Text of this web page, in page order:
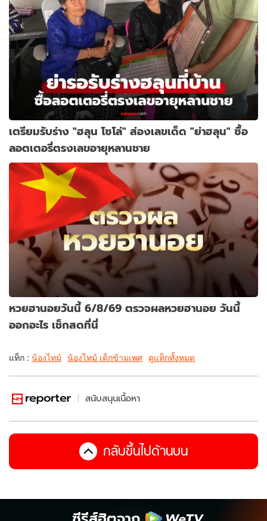
เตรียมรับร่าง "ฮลุน โซโล่" ส่องเลขเด็ด "ย่าฮลุน" ซื้อ
ลอตเตอรี่ตรงเลขอายุหลานชาย
หวยฮานอยวันนี้ 6/8/69 ตรวจผลหวยฮานอย วันนี้
ออกอะไร เช็กสดที่นี่
แท็ก : น้องไทม์ น้องไทม์ เด็กข้ามเพศ ดูแท็กทั้งหมด
สนับสนุนเนื้อหา
กลับขึ้นไปด้านบน